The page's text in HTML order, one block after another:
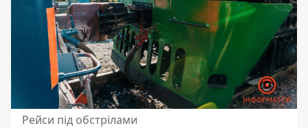
Рейси під обстрілами